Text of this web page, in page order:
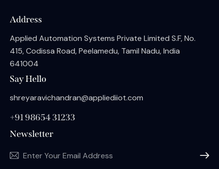
Address
Applied Automation Systems Private Limited S.F, No.
415, Codissa Road, Peelamedu, Tamil Nadu, India
641004
Say Hello
shreyaravichandran@appliediiot.com
+91 98654 31233
Newsletter